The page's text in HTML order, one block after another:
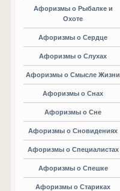
Афоризмы о Рыбалке и
Охоте
Афоризмы о Сердце
Афоризмы о Слухах
Афоризмы о Смысле Жизни
Афоризмы о Снах
Афоризмы о Сне
Афоризмы о Сновидениях
Афоризмы о Специалистах
Афоризмы о Спешке
Афоризмы о Стариках